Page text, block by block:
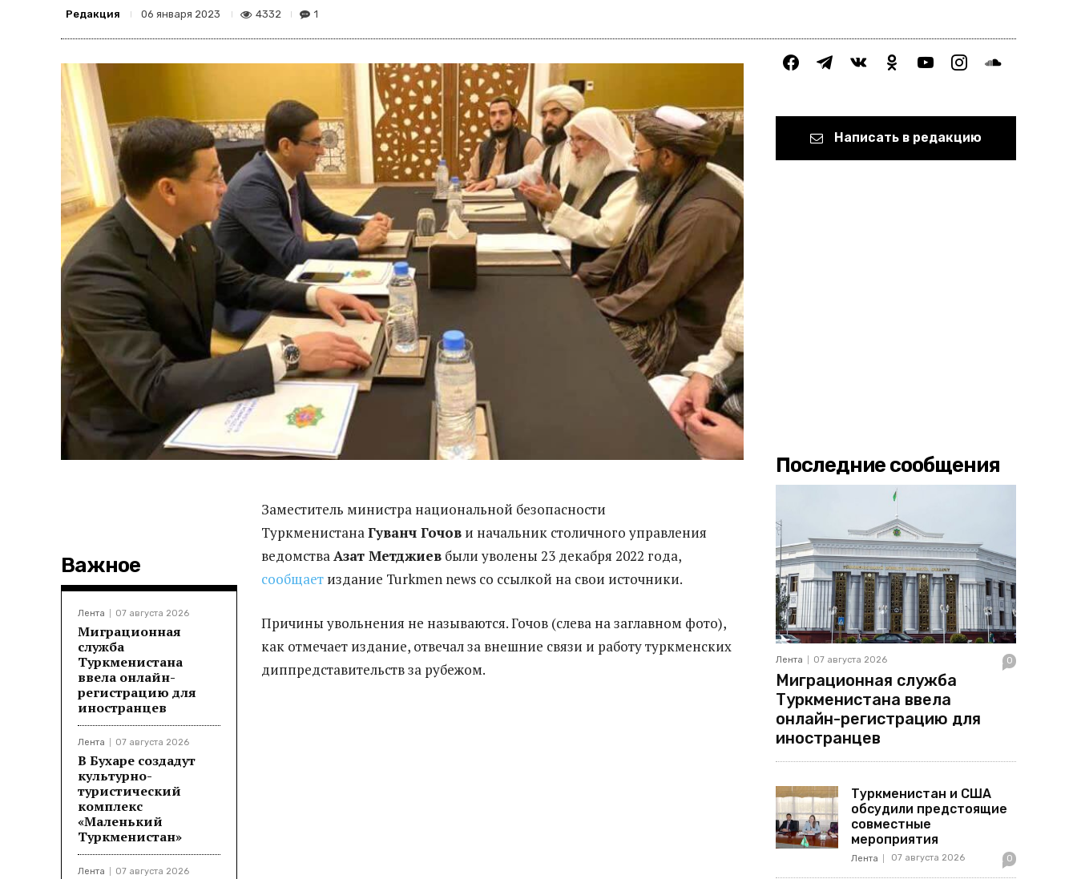
h n
c
e
Редакция 06 января 2023 4332 1
Важное
Лента 07 августа 2026
Миграционная
служба
Туркменистана
ввела онлайн-
регистрацию для
иностранцев
Лента 07 августа 2026
В Бухаре создадут
культурно-
туристический
комплекс
«Маленький
Туркменистан»
Лента 07 августа 2026
Заместитель министра национальной безопасности
ТуркменистанаГуванч Гочов и начальник столичного управления
ведомстваАзат Метджиев были уволены 23 декабря 2022 года,
сообщает издание Turkmen news со ссылкой на свои источники.
Причины увольнения не называются. Гочов (слева на заглавном фото),
как отмечает издание, отвечал за внешние связи и работу туркменских
диппредставительств за рубежом.
facebooktelegramvkontakteodnoklassniki
youtubeinstagramsoundcloud
Написать в редакцию
Последние сообщения
Лента 07 августа 2026 0
Миграционная служба
Туркменистана ввела
онлайн-регистрацию для
иностранцев
Туркменистан и США
обсудили предстоящие
совместные
мероприятия
Лента 07 августа 2026 0